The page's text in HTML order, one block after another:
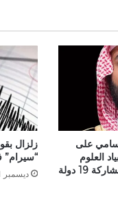
على
العلوم
“سيرام”
ديسمبر 1, 2025